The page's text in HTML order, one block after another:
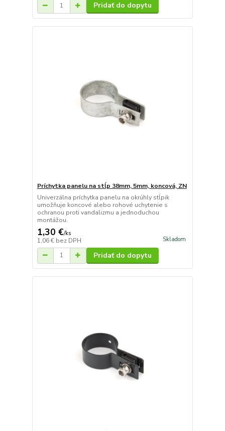
Pridať do dopytu
Príchytka panelu na stĺp 38mm, 5mm, koncová, ZN
Univerzálna príchytka panelu na okrúhly stĺpik
umožňuje koncové alebo rohové uchytenie s
ochranou proti vandalizmu a jednoduchou
montážou.
1,30 €/ks
1,06 € bez DPH Skladom
Pridať do dopytu